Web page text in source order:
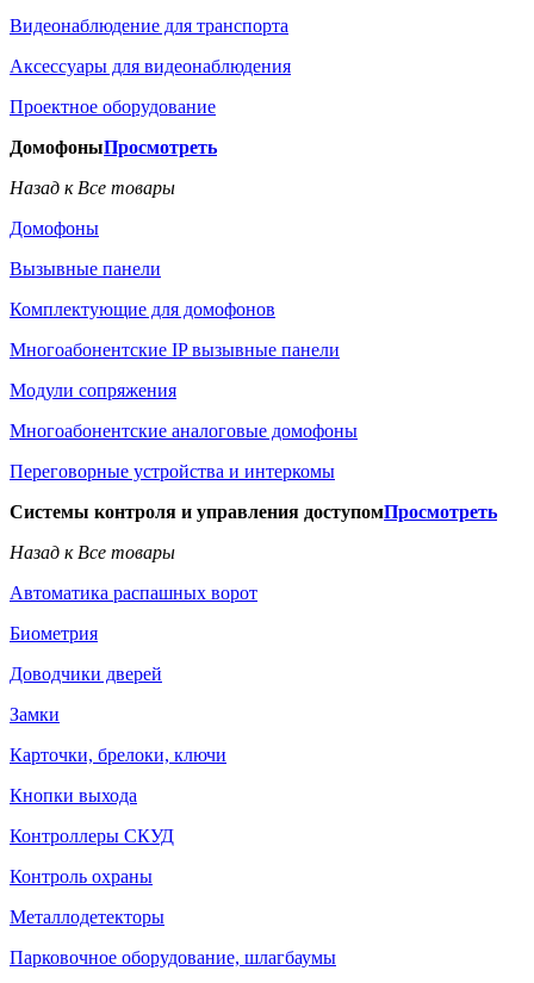
Видеонаблюдение для транспорта
Аксессуары для видеонаблюдения
Проектное оборудование
ДомофоныПросмотреть
Назад к Все товары
Домофоны
Вызывные панели
Комплектующие для домофонов
Многоабонентские IP вызывные панели
Модули сопряжения
Многоабонентские аналоговые домофоны
Переговорные устройства и интеркомы
Системы контроля и управления доступомПросмотреть
Назад к Все товары
Автоматика распашных ворот
Биометрия
Доводчики дверей
Замки
Карточки, брелоки, ключи
Кнопки выхода
Контроллеры СКУД
Контроль охраны
Металлодетекторы
Парковочное оборудование, шлагбаумы